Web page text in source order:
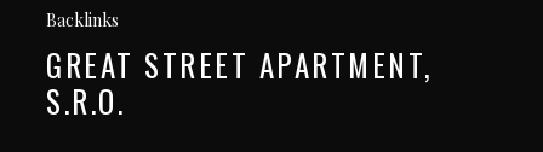
Backlinks
GREAT STREET APARTMENT,
S.R.O.